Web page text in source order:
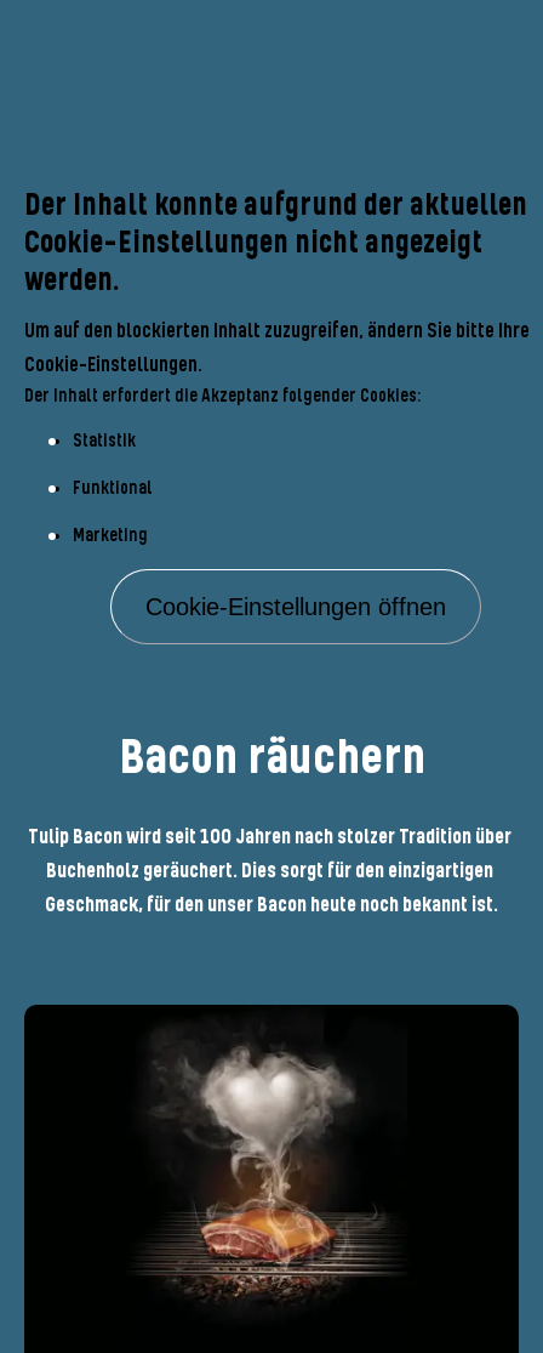
Der Inhalt konnte aufgrund der aktuellen
Cookie-Einstellungen nicht angezeigt
werden.
Um auf den blockierten Inhalt zuzugreifen, ändern Sie bitte Ihre
Cookie-Einstellungen.
Der Inhalt erfordert die Akzeptanz folgender Cookies:
Statistik
Funktional
Marketing
Cookie-Einstellungen öffnen
Bacon räuchern
Tulip Bacon wird seit 100 Jahren nach stolzer Tradition über
Buchenholz geräuchert. Dies sorgt für den einzigartigen
Geschmack, für den unser Bacon heute noch bekannt ist.